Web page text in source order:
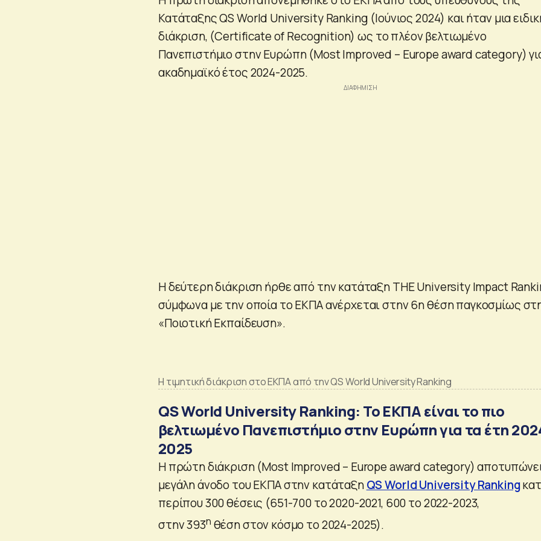
Κατάταξης QS World University Ranking (Ιούνιος 2024) και ήταν μια
διάκριση, (Certificate of Recognition) ως το πλέον βελτιωμένο
Πανεπιστήμιο στην Ευρώπη (Most Improved – Europe award category)
ακαδημαϊκό έτος 2024-2025.
Η δεύτερη διάκριση ήρθε από την κατάταξη THE University Impact
σύμφωνα με την οποία το ΕΚΠΑ ανέρχεται στην 6η θέση παγκοσμίως
«Ποιοτική Εκπαίδευση».
Η τιμητική διάκριση στο ΕΚΠΑ από την QS World University Ranking
QS World University Ranking: Το ΕΚΠΑ είναι το πιο
βελτιωμένο Πανεπιστήμιο στην Ευρώπη για τα έτη
2025
Η πρώτη διάκριση (Most Improved – Europe award category)
μεγάλη άνοδο του ΕΚΠΑ στην κατάταξηQS World University Ranking
περίπου 300 θέσεις (651-700το 2020-2021, 600το 2022-2023,
στην393η θέσηστον κόσμο το 2024-2025).